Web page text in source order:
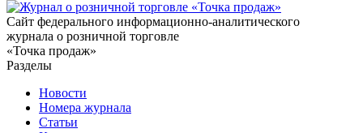
Сайт федерального информационно-аналитического
журнала о розничной торговле
«Точка продаж»
Разделы
Новости
Номера журнала
Статьи